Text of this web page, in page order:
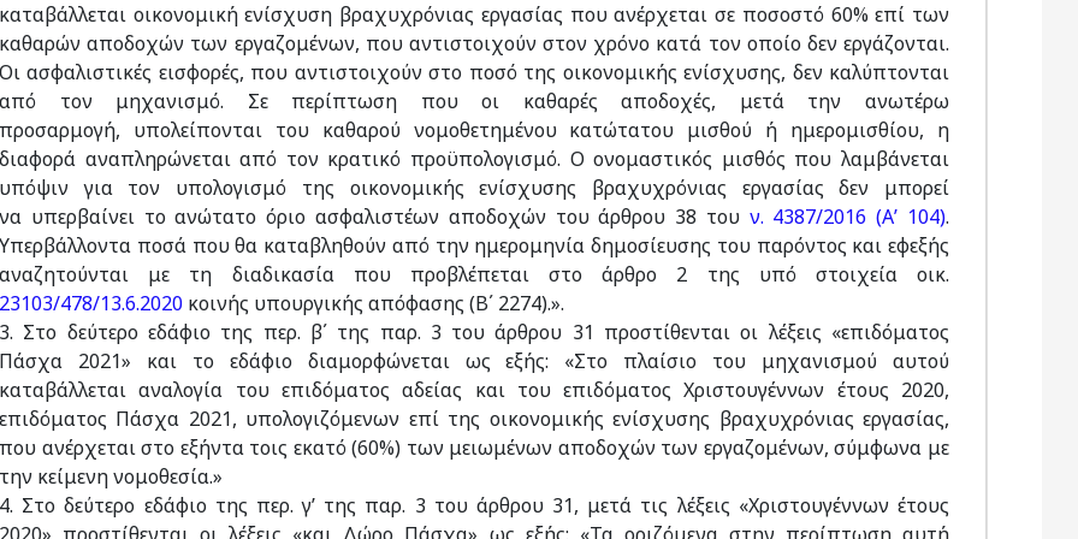
καταβάλλεται οικονομική ενίσχυση βραχυχρόνιας εργασίας που ανέρχεται σε ποσοστό 60% επί των
καθαρών αποδοχών των εργαζομένων, που αντιστοιχούν στον χρόνο κατά τον οποίο δεν εργάζονται.
Οι ασφαλιστικές εισφορές, που αντιστοιχούν στο ποσό της οικονομικής ενίσχυσης, δεν καλύπτονται
από τον μηχανισμό. Σε περίπτωση που οι καθαρές αποδοχές, μετά την ανωτέρω
προσαρμογή, υπολείπονται του καθαρού νομοθετημένου κατώτατου μισθού ή ημερομισθίου, η
διαφορά αναπληρώνεται από τον κρατικό προϋπολογισμό. Ο ονομαστικός μισθός που λαμβάνεται
υπόψιν για τον υπολογισμό της οικονομικής ενίσχυσης βραχυχρόνιας εργασίας δεν μπορεί
να υπερβαίνει το ανώτατο όριο ασφαλιστέων αποδοχών του άρθρου 38 του ν. 4387/2016 (Α’ 104).
Υπερβάλλοντα ποσά που θα καταβληθούν από την ημερομηνία δημοσίευσης του παρόντος και εφεξής
αναζητούνται με τη διαδικασία που προβλέπεται στο άρθρο 2 της υπό στοιχεία οικ.
23103/478/13.6.2020 κοινής υπουργικής απόφασης (Β΄ 2274).».
3. Στο δεύτερο εδάφιο της περ. β΄ της παρ. 3 του άρθρου 31 προστίθενται οι λέξεις «επιδόματος
Πάσχα 2021» και το εδάφιο διαμορφώνεται ως εξής: «Στο πλαίσιο του μηχανισμού αυτού
καταβάλλεται αναλογία του επιδόματος αδείας και του επιδόματος Χριστουγέννων έτους 2020,
επιδόματος Πάσχα 2021, υπολογιζόμενων επί της οικονομικής ενίσχυσης βραχυχρόνιας εργασίας,
που ανέρχεται στο εξήντα τοις εκατό (60%) των μειωμένων αποδοχών των εργαζομένων, σύμφωνα με
την κείμενη νομοθεσία.»
4. Στο δεύτερο εδάφιο της περ. γ’ της παρ. 3 του άρθρου 31, μετά τις λέξεις «Χριστουγέννων έτους